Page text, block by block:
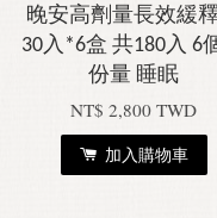
晚安高劑量長效緩
30入*6盒 共180入 6
份量 睡眠
NT$ 2,800 TWD
加入購物車